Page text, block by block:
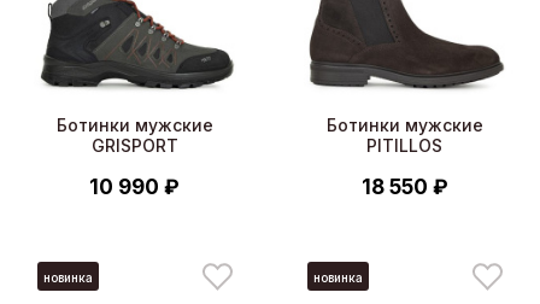
Ботинки мужские
GRISPORT
10 990 ₽
Ботинки мужские
PITILLOS
18 550 ₽
новинка новинка